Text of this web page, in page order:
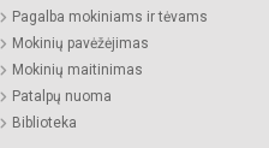
Pagalba mokiniams ir tėvams
Mokinių pavėžėjimas
Mokinių maitinimas
Patalpų nuoma
Biblioteka